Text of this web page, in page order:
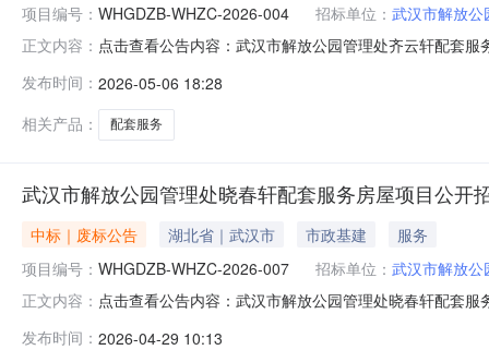
项目编号： WHGDZB-WHZC-2026-004 招标单位： 武汉市解放公
正文内容： 点击查看公告内容：武汉市解放公园管理处齐云轩配套
发布时间： 2026-05-06 18:28
相关产品：
配套服务
武汉市解放公园管理处晓春轩配套服务房屋项目公开
中标｜废标公告 湖北省｜武汉市 市政基建
服务
项目编号： WHGDZB-WHZC-2026-007 招标单位： 武汉市解放公
正文内容： 点击查看公告内容：武汉市解放公园管理处晓春轩配套
发布时间： 2026-04-29 10:13